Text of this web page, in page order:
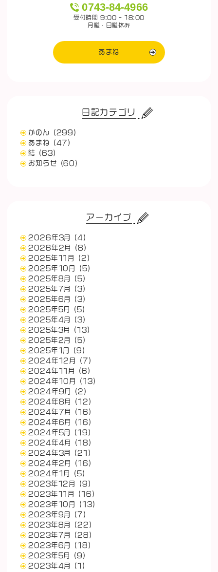
0743-84-4966
受付時間 9:00 - 18:00
月曜・日曜休み
あまね
日記カテゴリ
かのん
(299)
あまね
(47)
結
(63)
お知らせ
(60)
アーカイブ
2026年3月
(4)
2026年2月
(8)
2025年11月
(2)
2025年10月
(5)
2025年8月
(5)
2025年7月
(3)
2025年6月
(3)
2025年5月
(5)
2025年4月
(3)
2025年3月
(13)
2025年2月
(5)
2025年1月
(9)
2024年12月
(7)
2024年11月
(6)
2024年10月
(13)
2024年9月
(2)
2024年8月
(12)
2024年7月
(16)
2024年6月
(16)
2024年5月
(19)
2024年4月
(18)
2024年3月
(21)
2024年2月
(16)
2024年1月
(5)
2023年12月
(9)
2023年11月
(16)
2023年10月
(13)
2023年9月
(7)
2023年8月
(22)
2023年7月
(28)
2023年6月
(18)
2023年5月
(9)
2023年4月
(1)